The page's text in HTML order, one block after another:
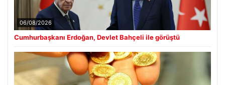
06/08/2026
Cumhurbaşkanı Erdoğan, Devlet Bahçeli ile görüştü